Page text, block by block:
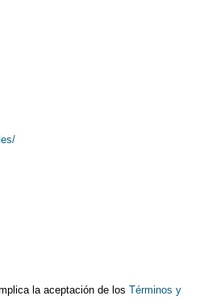
la aceptación de losTérminos y